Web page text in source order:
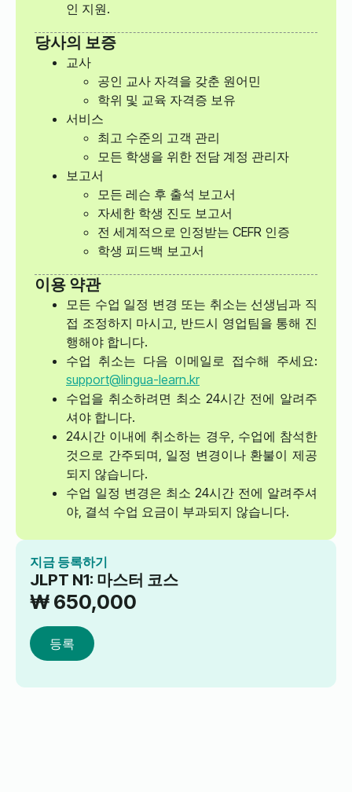
인 지원.
당사의 보증
교사
공인 교사 자격을 갖춘 원어민
학위 및 교육 자격증 보유
서비스
최고 수준의 고객 관리
모든 학생을 위한 전담 계정 관리자
보고서
모든 레슨 후 출석 보고서
자세한 학생 진도 보고서
전 세계적으로 인정받는 CEFR 인증
학생 피드백 보고서
이용 약관
모든 수업 일정 변경 또는 취소는 선생님과 직
접 조정하지 마시고, 반드시 영업팀을 통해 진
행해야 합니다.
수업 취소는 다음 이메일로 접수해 주세요:
support@lingua-learn.kr
수업을 취소하려면 최소 24시간 전에 알려주
셔야 합니다.
24시간 이내에 취소하는 경우, 수업에 참석한
것으로 간주되며, 일정 변경이나 환불이 제공
되지 않습니다.
수업 일정 변경은 최소 24시간 전에 알려주셔
야, 결석 수업 요금이 부과되지 않습니다.
지금 등록하기
JLPT N1: 마스터 코스
₩ 650,000
등록